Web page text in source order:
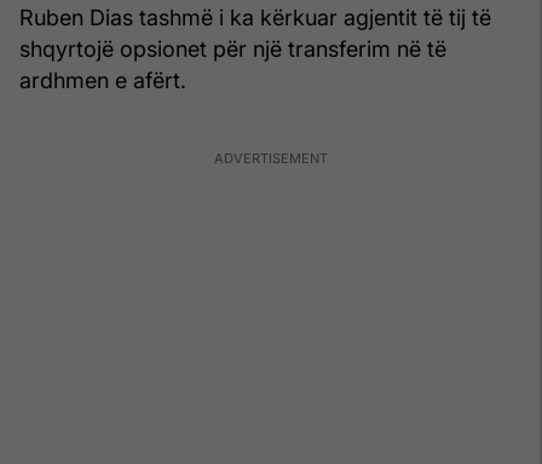
Ruben Dias tashmë i ka kërkuar agjentit të tij të
shqyrtojë opsionet për një transferim në të
ardhmen e afërt.